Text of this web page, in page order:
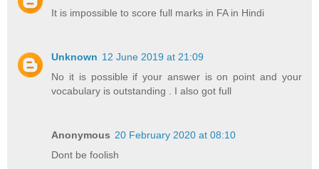
It is impossible to score full marks in FA in Hindi
Unknown 12 June 2019 at 21:09
No it is possible if your answer is on point and your
vocabulary is outstanding . I also got full
Anonymous 20 February 2020 at 08:10
Dont be foolish